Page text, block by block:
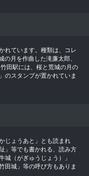
れています。種類は、コレ
月を作曲した滝廉太郎、
田駅には、桜と荒城の月の
のスタンプが置かれていま
じょうあと」とも読まれ
」等でも書かれる、読み方
城（がぎゅうじょう）」
田城」等の呼び方もありま